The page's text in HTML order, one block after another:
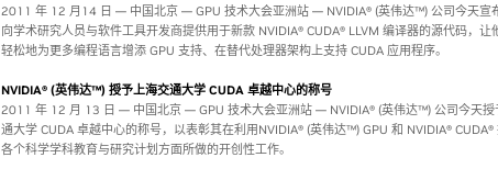
2011 年 12 月14 日 — 中国北京 — GPU 技术大会亚洲站 — NVIDIA® (英伟达™) 公司今天宣
向学术研究人员与软件工具开发商提供用于新款 NVIDIA® CUDA® LLVM 编译器的源代码，让
轻松地为更多编程语言增添 GPU 支持、在替代处理器架构上支持 CUDA 应用程序。
NVIDIA® (英伟达™) 授予上海交通大学 CUDA 卓越中心的称号
2011 年 12 月 13 日 — 中国北京 — GPU 技术大会亚洲站 — NVIDIA® (英伟达™) 公司今天授
通大学 CUDA 卓越中心的称号，以表彰其在利用NVIDIA® (英伟达™) GPU 和 NVIDIA® CUDA®
各个科学学科教育与研究计划方面所做的开创性工作。